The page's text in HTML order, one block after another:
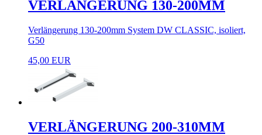
VERLÄNGERUNG 130-200MM
Verlängerung 130-200mm System DW CLASSIC, isoliert,
G50
45,00 EUR
VERLÄNGERUNG 200-310MM